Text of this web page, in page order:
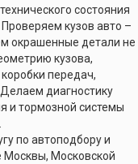
состояния
. Проверяем кузов авто –
окрашенные детали не
кузова,
передач,
диагностику
и тормозной системы
по автоподбору и
Москвы, Московской